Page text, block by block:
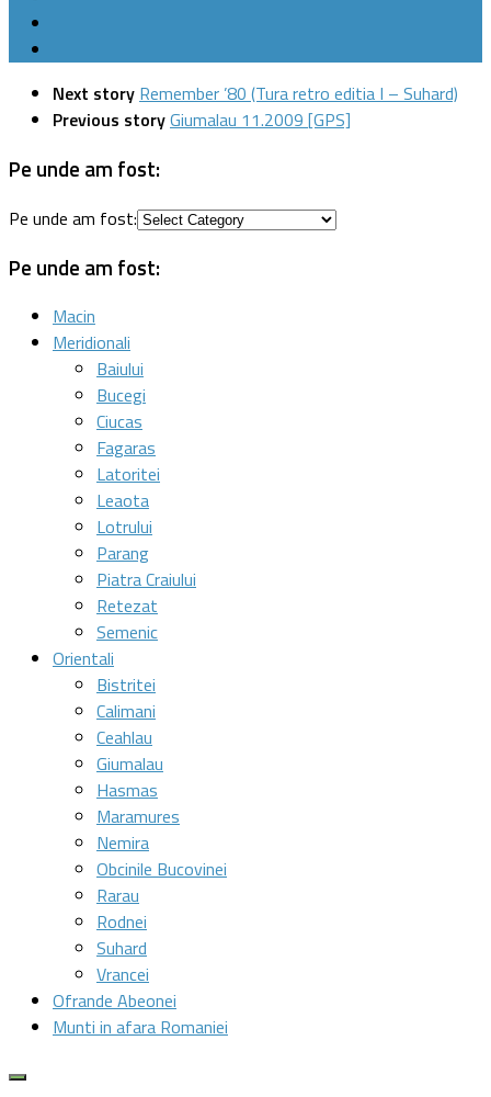
Next story Remember ’80 (Tura retro editia I – Suhard)
Previous storyGiumalau 11.2009 [GPS]
Pe unde am fost:
Pe unde am fost:
Pe unde am fost:
Macin
Meridionali
Baiului
Bucegi
Ciucas
Fagaras
Latoritei
Leaota
Lotrului
Parang
Piatra Craiului
Retezat
Semenic
Orientali
Bistritei
Calimani
Ceahlau
Giumalau
Hasmas
Maramures
Nemira
Obcinile Bucovinei
Rarau
Rodnei
Suhard
Vrancei
Ofrande Abeonei
Munti in afara Romaniei